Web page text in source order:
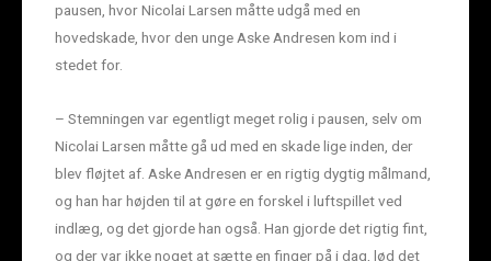
pausen, hvor Nicolai Larsen måtte udgå med en
hovedskade, hvor den unge Aske Andresen kom ind i
stedet for.
– Stemningen var egentligt meget rolig i pausen, selv om
Nicolai Larsen måtte gå ud med en skade lige inden, der
blev fløjtet af. Aske Andresen er en rigtig dygtig målmand,
og han har højden til at gøre en forskel i luftspillet ved
indlæg, og det gjorde han også. Han gjorde det rigtig fint,
og der var ikke noget at sætte en finger på i dag, lød det